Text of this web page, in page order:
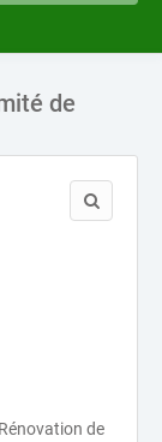
de
de